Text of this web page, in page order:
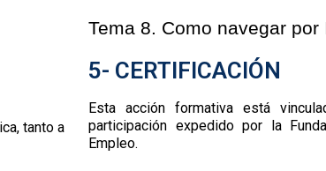
tanto a
Tema 8. Como navegar por
5- CERTIFICACIÓN
Esta acción formativa está
participación expedido por la
Empleo.